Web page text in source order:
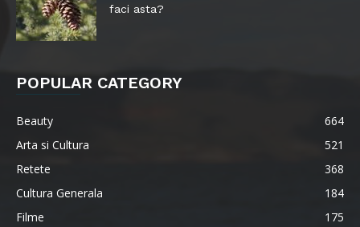
faci asta?
POPULAR CATEGORY
Beauty
664
Arta si Cultura
521
Retete
368
Cultura Generala
184
Filme
175